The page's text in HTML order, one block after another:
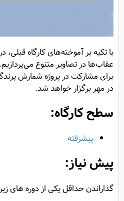
با تکیه بر آموخته‌های کارگاه
عقاب‌ها در تصاویر متنوع
برای مشارکت در پروژه شمارش
در مهر برگزار خواهد شد.
سطح کارگاه:
پیشرفته
پیش نیاز:
گذاراندن حداقل یکی از دوره های